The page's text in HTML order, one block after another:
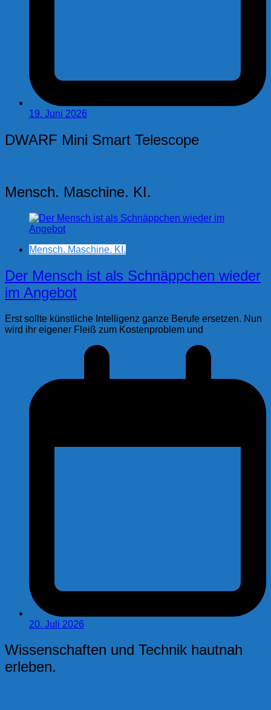
19. Juni 2026
DWARF Mini Smart Telescope
Mensch. Maschine. KI.
Mensch. Maschine. KI.
Der Mensch ist als Schnäppchen wieder
im Angebot
Erst sollte künstliche Intelligenz ganze Berufe ersetzen. Nun
wird ihr eigener Fleiß zum Kostenproblem und
20. Juli 2026
Wissenschaften und Technik hautnah
erleben.